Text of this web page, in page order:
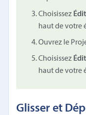
Choisissez
haut de votre
Ouvrez le
Choisissez
haut de votre
Glisser et